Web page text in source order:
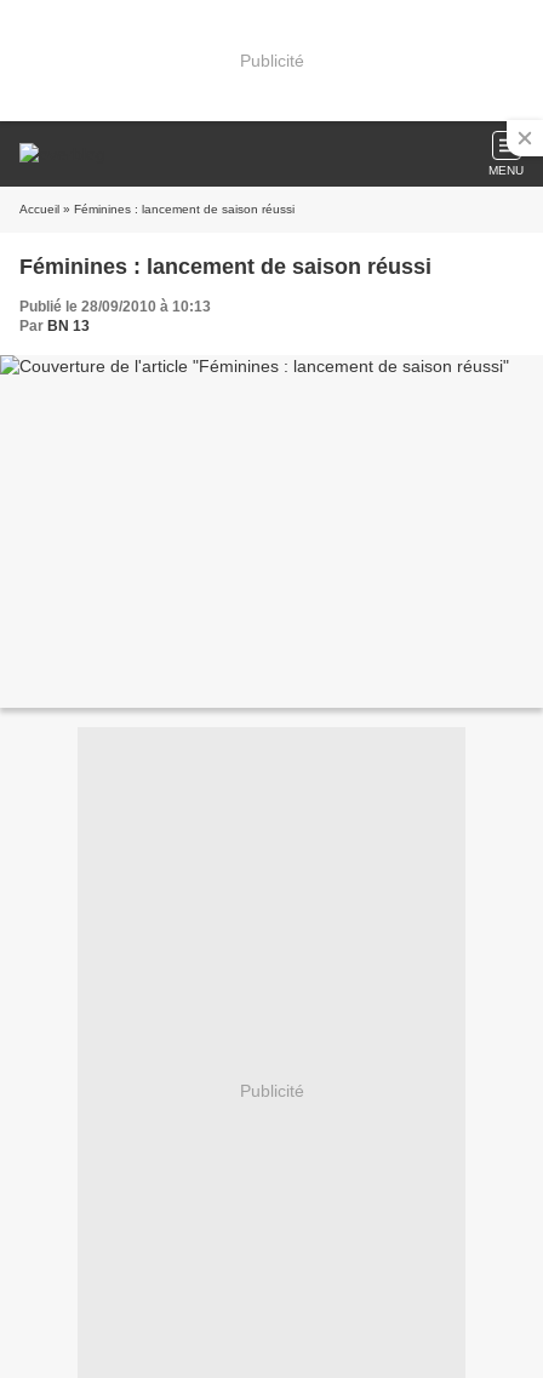
Publicité
MENU
Accueil » Féminines : lancement de saison réussi
Féminines : lancement de saison réussi
Publié le 28/09/2010 à 10:13
Par BN 13
Publicité